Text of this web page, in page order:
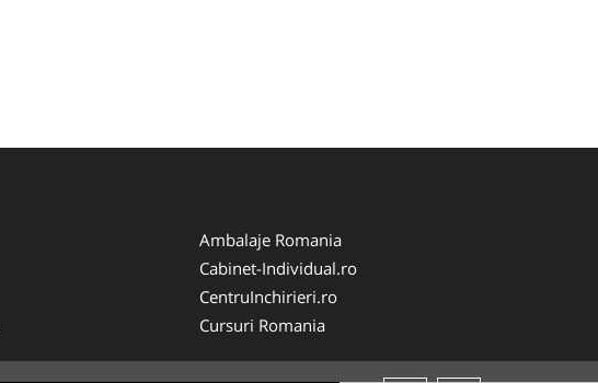
Ambalaje Romania
Cabinet-Individual.ro
CentruInchirieri.ro
Cursuri Romania